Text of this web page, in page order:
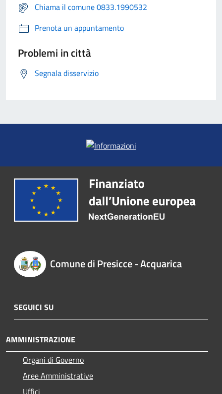
Chiama il comune 0833.1990532
Prenota un appuntamento
Problemi in città
Segnala disservizio
Comune di Presicce - Acquarica
SEGUICI SU
AMMINISTRAZIONE
Organi di Governo
Aree Amministrative
Uffici